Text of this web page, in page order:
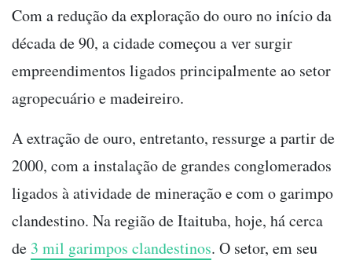
Com a redução da exploração do ouro no início da
década de 90, a cidade começou a ver surgir
empreendimentos ligados principalmente ao setor
agropecuário e madeireiro.
A extração de ouro, entretanto, ressurge a partir de
2000, com a instalação de grandes conglomerados
ligados à atividade de mineração e com o garimpo
clandestino. Na região de Itaituba, hoje, há cerca
de 3 mil garimpos clandestinos. O setor, em seu